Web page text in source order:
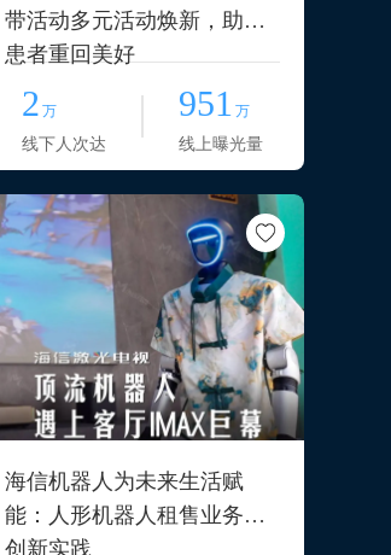
带活动多元活动焕新，助力
患者重回美好
2 万
线下人次达
951 万
线上曝光量
海信机器人为未来生活赋
能：人形机器人租售业务的
创新实践